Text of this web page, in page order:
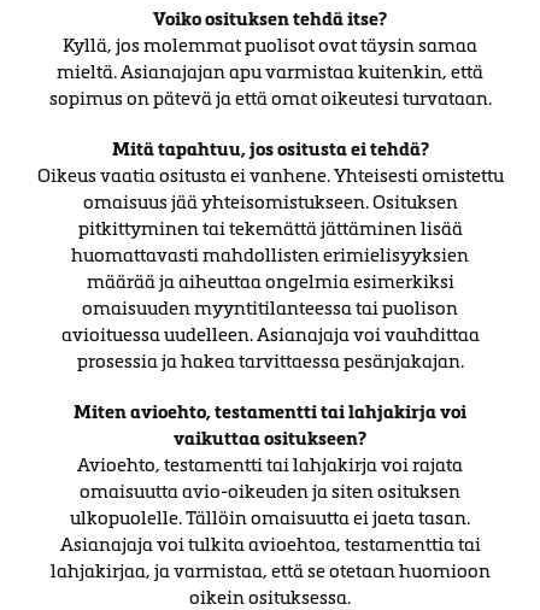
Voiko osituksen tehdä itse?
Kyllä, jos molemmat puolisot ovat täysin samaa
mieltä. Asianajajan apu varmistaa kuitenkin, että
sopimus on pätevä ja että omat oikeutesi turvataan.
Mitä tapahtuu, jos ositusta ei tehdä?
Oikeus vaatia ositusta ei vanhene. Yhteisesti omistettu
omaisuus jää yhteisomistukseen. Osituksen
pitkittyminen tai tekemättä jättäminen lisää
huomattavasti mahdollisten erimielisyyksien
määrää ja aiheuttaa ongelmia esimerkiksi
omaisuuden myyntitilanteessa tai puolison
avioituessa uudelleen. Asianajaja voi vauhdittaa
prosessia ja hakea tarvittaessa pesänjakajan.
Miten avioehto, testamentti tai lahjakirja voi
vaikuttaa ositukseen?
Avioehto, testamentti tai lahjakirja voi rajata
omaisuutta avio-oikeuden ja siten osituksen
ulkopuolelle. Tällöin omaisuutta ei jaeta tasan.
Asianajaja voi tulkita avioehtoa, testamenttia tai
lahjakirjaa, ja varmistaa, että se otetaan huomioon
oikein osituksessa.